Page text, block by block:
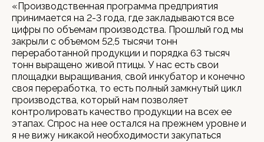
«Производственная программа предприятия
принимается на 2-3 года, где закладываются все
цифры по объемам производства. Прошлый год мы
закрыли с объемом 52,5 тысячи тонн
переработанной продукции и порядка 63 тысяч
тонн выращено живой птицы. У нас есть свои
площадки выращивания, свой инкубатор и конечно
своя переработка, то есть полный замкнутый цикл
производства, который нам позволяет
контролировать качество продукции на всех ее
этапах. Спрос на нее остался на прежнем уровне и
я не вижу никакой необходимости закупаться